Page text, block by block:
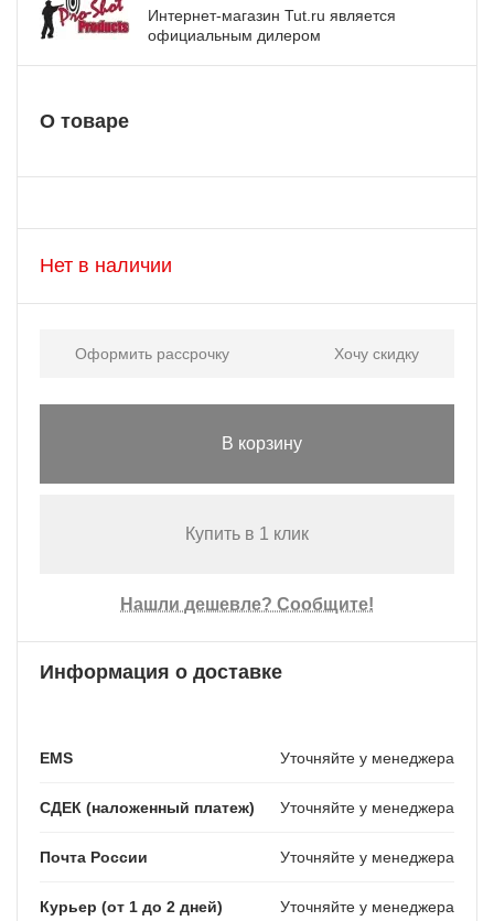
Интернет-магазин Tut.ru является
официальным дилером
О товаре
Нет в наличии
Оформить рассрочку Хочу скидку
В корзину
Купить в 1 клик
Нашли дешевле? Сообщите!
Информация о доставке
EMS Уточняйте у менеджера
СДЕК (наложенный платеж) Уточняйте у менеджера
Почта России Уточняйте у менеджера
Курьер (от 1 до 2 дней) Уточняйте у менеджера